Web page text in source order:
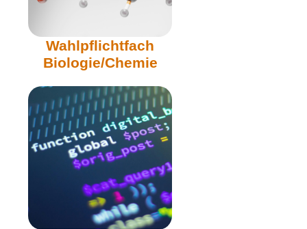
Wahlpflichtfach
Biologie/Chemie